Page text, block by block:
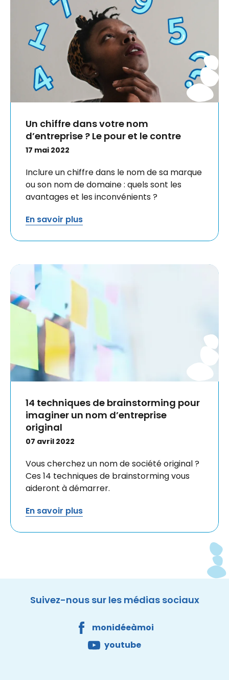
Un chiffre dans votre nom
d’entreprise ? Le pour et le contre
17 mai 2022
Inclure un chiffre dans le nom de sa marque
ou son nom de domaine : quels sont les
avantages et les inconvénients ?
En savoir plus
14 techniques de brainstorming pour
imaginer un nom d’entreprise
original
07 avril 2022
Vous cherchez un nom de société original ?
Ces 14 techniques de brainstorming vous
aideront à démarrer.
En savoir plus
Suivez-nous sur les médias sociaux
monidéeàmoi
youtube